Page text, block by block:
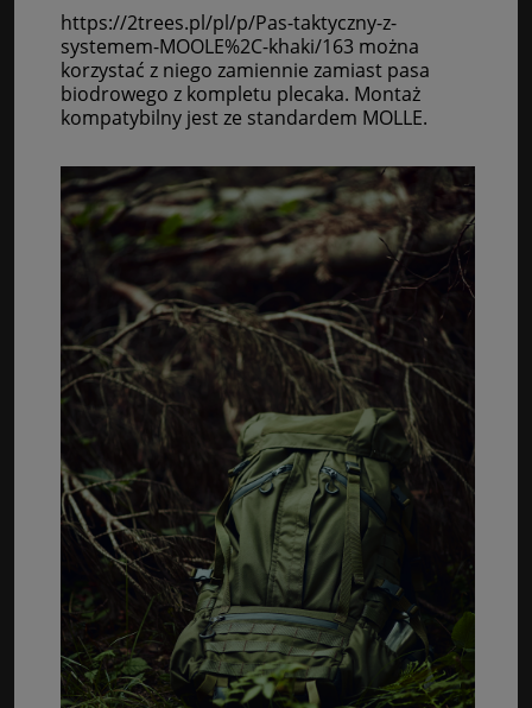
https://2trees.pl/pl/p/Pas-taktyczny-z-
systemem-MOOLE%2C-khaki/163 można
korzystać z niego zamiennie zamiast pasa
biodrowego z kompletu plecaka. Montaż
kompatybilny jest ze standardem MOLLE.